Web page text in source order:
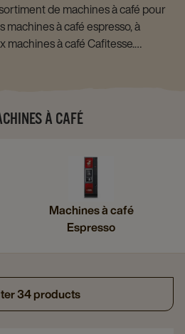
de machines à café pour
à café espresso, à
machines à café Cafitesse.
répond à vos besoins en
À CAFÉ
Machines à café
Espresso
34 products